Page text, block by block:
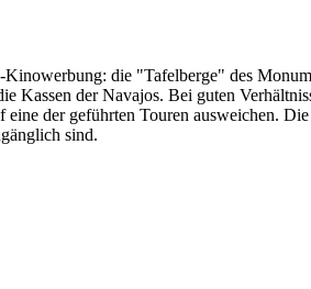
die "Tafelberge" des
Kassen der Navajos. Bei guten
der geführten Touren ausweichen.
sind.